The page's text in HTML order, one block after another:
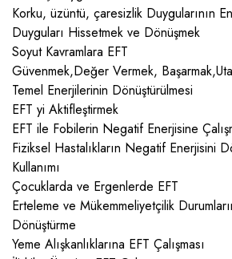
Korku, üzüntü, çaresizlik Duygularının
Duyguları Hissetmek ve Dönüşmek
Soyut Kavramlara EFT
Güvenmek,Değer Vermek,
Temel Enerjilerinin Dönüştürülmesi
EFT yi Aktifleştirmek
EFT ile Fobilerin Negatif Enerjisine
Fiziksel Hastalıkların Negatif Enerjisini
Kullanımı
Çocuklarda ve Ergenlerde EFT
Erteleme ve Mükemmeliyetçilik
Dönüştürme
Yeme Alışkanlıklarına EFT Çalışması